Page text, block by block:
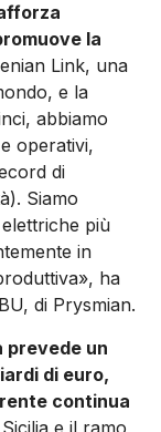
la
Link, una
e la
abbiamo
operativi,
di
Siamo
più
in
ha
di Prysmian.
prevede un
di euro,
continua
e il ramo